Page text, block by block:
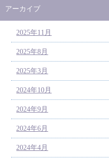
アーカイブ
2025年11月
2025年8月
2025年3月
2024年10月
2024年9月
2024年6月
2024年4月